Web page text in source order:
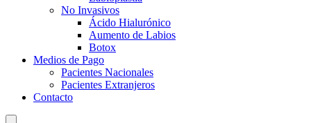
No Invasivos
Ácido Hialurónico
Aumento de Labios
Botox
Medios de Pago
Pacientes Nacionales
Pacientes Extranjeros
Contacto